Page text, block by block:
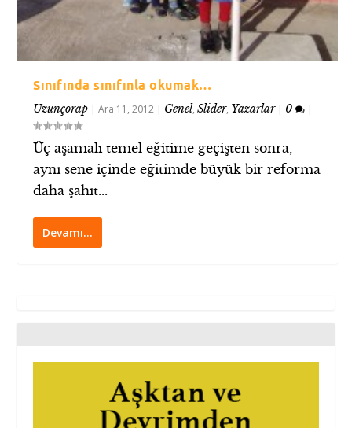
Sınıfında sınıfınla okumak…
Uzunçorap |Ara 11, 2012 | Genel,Slider, Yazarlar| 0 |
Üç aşamalı temel eğitime geçişten sonra,
aynı sene içinde eğitimde büyük bir reforma
daha şahit...
Devamı…